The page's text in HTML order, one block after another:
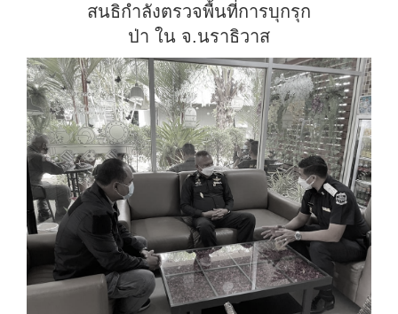
สนธิกำลังตรวจพื้นที่การบุกรุก
ป่า ใน จ.นราธิวาส